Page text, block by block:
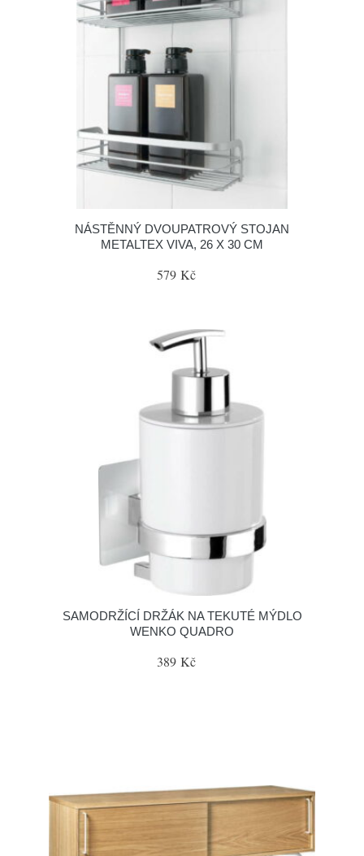
NÁSTĚNNÝ DVOUPATROVÝ STOJAN
METALTEX VIVA, 26 X 30 CM
579 Kč
SAMODRŽÍCÍ DRŽÁK NA TEKUTÉ MÝDLO
WENKO QUADRO
389 Kč